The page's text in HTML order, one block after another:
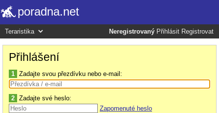
poradna.net
Neregistrovaný Přihlásit Registrovat
Přihlášení
1 Zadajte svou přezdívku nebo e-mail:
2 Zadajte své heslo:
Zapomenuté heslo